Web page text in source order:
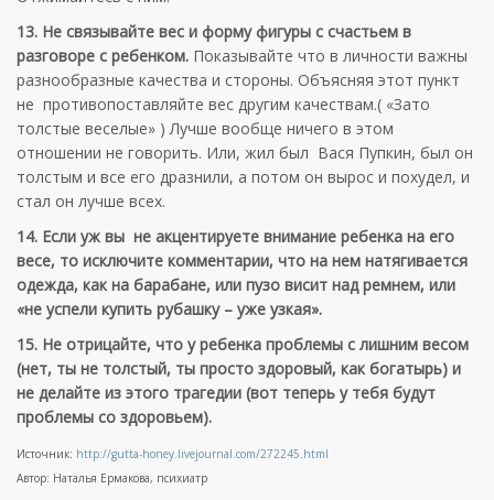
13. Не связывайте вес и форму фигуры с счастьем в
разговоре с ребенком. Показывайте что в личности важны
разнообразные качества и стороны. Объясняя этот пункт
не противопоставляйте вес другим качествам.( «Зато
толстые веселые» ) Лучше вообще ничего в этом
отношении не говорить. Или, жил был Вася Пупкин, был он
толстым и все его дразнили, а потом он вырос и похудел, и
стал он лучше всех.
14. Если уж вы не акцентируете внимание ребенка на его
весе, то исключите комментарии, что на нем натягивается
одежда, как на барабане, или пузо висит над ремнем, или
«не успели купить рубашку – уже узкая».
15. Не отрицайте, что у ребенка проблемы с лишним весом
(нет, ты не толстый, ты просто здоровый, как богатырь) и
не делайте из этого трагедии (вот теперь у тебя будут
проблемы со здоровьем).
Источник: http://gutta-honey.livejournal.com/272245.html
Автор: Наталья Ермакова, психиатр